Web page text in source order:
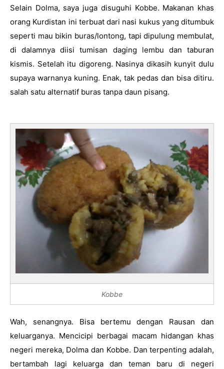
Selain Dolma, saya juga disuguhi Kobbe. Makanan khas
orang Kurdistan ini terbuat dari nasi kukus yang ditumbuk
seperti mau bikin buras/lontong, tapi dipulung membulat,
di dalamnya diisi tumisan daging lembu dan taburan
kismis. Setelah itu digoreng. Nasinya dikasih kunyit dulu
supaya warnanya kuning. Enak, tak pedas dan bisa ditiru.
salah satu alternatif buras tanpa daun pisang.
Kobbe
Wah, senangnya. Bisa bertemu dengan Rausan dan
keluarganya. Mencicipi berbagai macam hidangan khas
negeri mereka, Dolma dan Kobbe. Dan terpenting adalah,
bertambah lagi keluarga dan teman baru di negeri